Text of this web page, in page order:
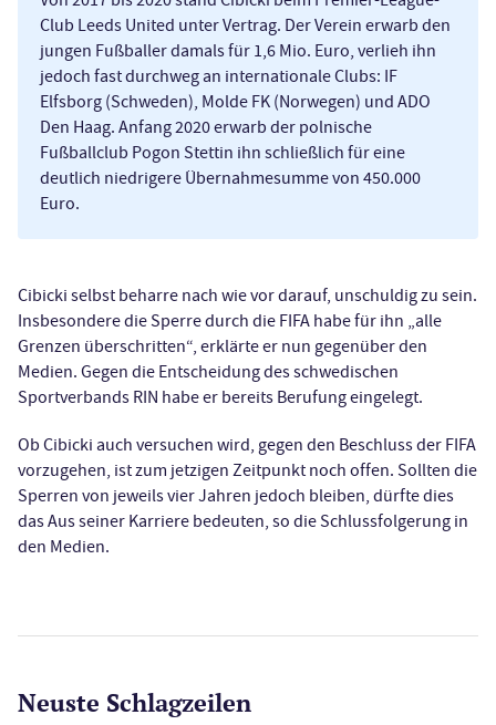
Club Leeds United unter Vertrag. Der Verein erwarb den
jungen Fußballer damals für 1,6 Mio. Euro, verlieh ihn
jedoch fast durchweg an internationale Clubs: IF
Elfsborg (Schweden), Molde FK (Norwegen) und ADO
Den Haag. Anfang 2020 erwarb der polnische
Fußballclub Pogon Stettin ihn schließlich für eine
deutlich niedrigere Übernahmesumme von 450.000
Euro.
Cibicki selbst beharre nach wie vor darauf, unschuldig zu sein.
Insbesondere die Sperre durch die FIFA habe für ihn „alle
Grenzen überschritten“, erklärte er nun gegenüber den
Medien. Gegen die Entscheidung des schwedischen
Sportverbands RIN habe er bereits Berufung eingelegt.
Ob Cibicki auch versuchen wird, gegen den Beschluss der FIFA
vorzugehen, ist zum jetzigen Zeitpunkt noch offen. Sollten die
Sperren von jeweils vier Jahren jedoch bleiben, dürfte dies
das Aus seiner Karriere bedeuten, so die Schlussfolgerung in
den Medien.
Neuste Schlagzeilen